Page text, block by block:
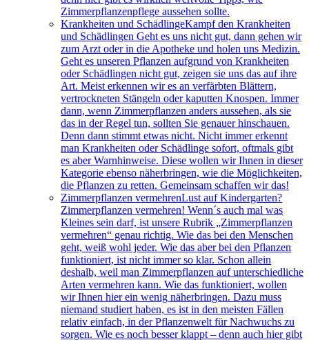
Zimmerpflanzenpflege aussehen sollte.
Krankheiten und SchädlingeKampf den Krankheiten
und Schädlingen Geht es uns nicht gut, dann gehen wir
zum Arzt oder in die Apotheke und holen uns Medizin.
Geht es unseren Pflanzen aufgrund von Krankheiten
oder Schädlingen nicht gut, zeigen sie uns das auf ihre
Art. Meist erkennen wir es an verfärbten Blättern,
vertrockneten Stängeln oder kaputten Knospen. Immer
dann, wenn Zimmerpflanzen anders aussehen, als sie
das in der Regel tun, sollten Sie genauer hinschauen.
Denn dann stimmt etwas nicht. Nicht immer erkennt
man Krankheiten oder Schädlinge sofort, oftmals gibt
es aber Warnhinweise. Diese wollen wir Ihnen in dieser
Kategorie ebenso näherbringen, wie die Möglichkeiten,
die Pflanzen zu retten. Gemeinsam schaffen wir das!
Zimmerpflanzen vermehrenLust auf Kindergarten?
Zimmerpflanzen vermehren! Wenn´s auch mal was
Kleines sein darf, ist unsere Rubrik „Zimmerpflanzen
vermehren“ genau richtig. Wie das bei den Menschen
geht, weiß wohl jeder. Wie das aber bei den Pflanzen
funktioniert, ist nicht immer so klar. Schon allein
deshalb, weil man Zimmerpflanzen auf unterschiedliche
Arten vermehren kann. Wie das funktioniert, wollen
wir Ihnen hier ein wenig näherbringen. Dazu muss
niemand studiert haben, es ist in den meisten Fällen
relativ einfach, in der Pflanzenwelt für Nachwuchs zu
sorgen. Wie es noch besser klappt – denn auch hier gibt